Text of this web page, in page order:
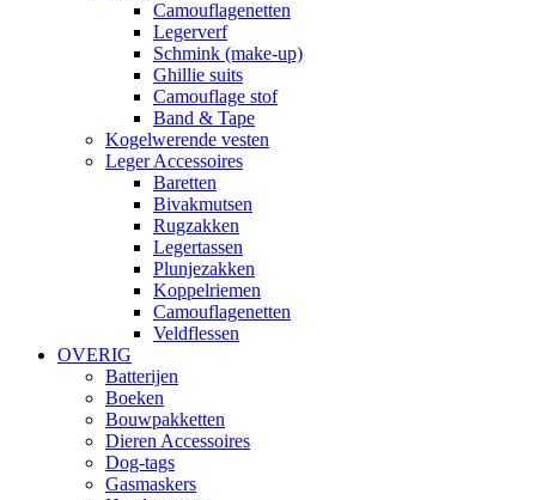
Camouflagenetten
Legerverf
Schmink (make-up)
Ghillie suits
Camouflage stof
Band & Tape
Kogelwerende vesten
Leger Accessoires
Baretten
Bivakmutsen
Rugzakken
Legertassen
Plunjezakken
Koppelriemen
Camouflagenetten
Veldflessen
OVERIG
Batterijen
Boeken
Bouwpakketten
Dieren Accessoires
Dog-tags
Gasmaskers